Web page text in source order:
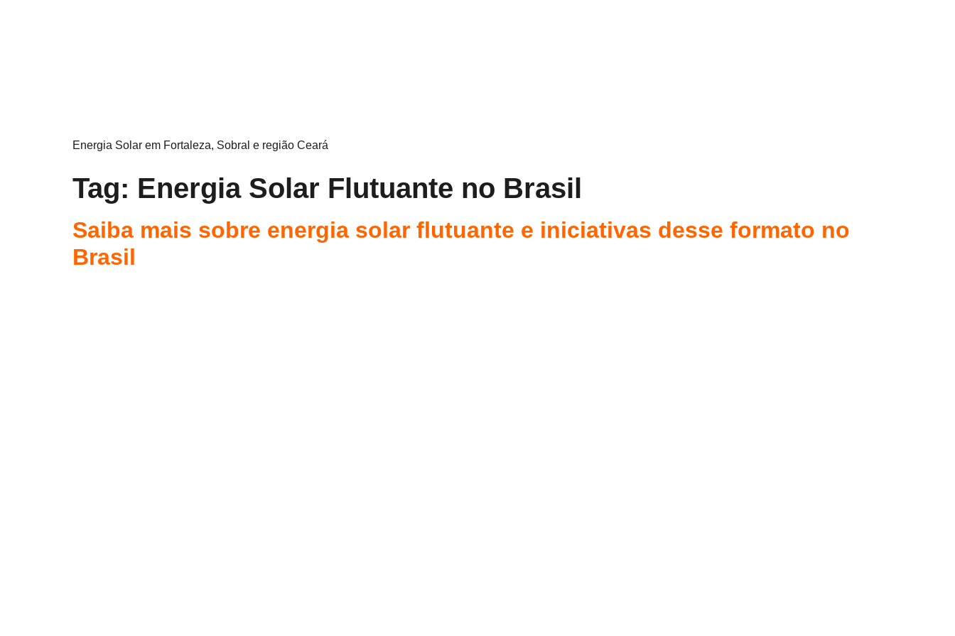
Energia Solar em Fortaleza, Sobral e região Ceará
Tag: Energia Solar Flutuante no Brasil
Saiba mais sobre energia solar flutuante e iniciativas desse formato no
Brasil